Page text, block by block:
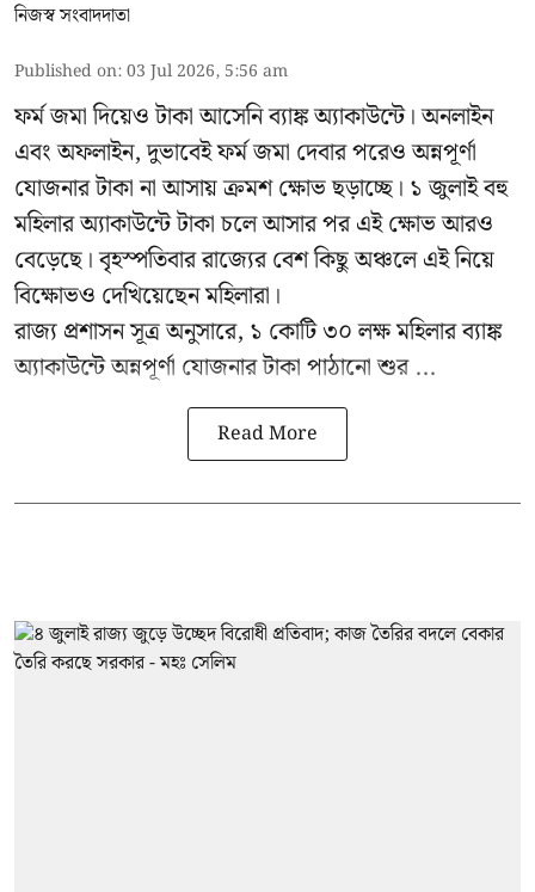
নিজস্ব সংবাদদাতা
Published on:03 Jul 2026, 5:56 am
ফর্ম জমা দিয়েও টাকা আসেনি ব্যাঙ্ক অ্যাকাউন্টে। অনলাইন
এবং অফলাইন, দুভাবেই ফর্ম জমা দেবার পরেও অন্নপূর্ণা
যোজনার টাকা না আসায় ক্রমশ ক্ষোভ ছড়াচ্ছে। ১ জুলাই বহু
মহিলার অ্যাকাউন্টে টাকা চলে আসার পর এই ক্ষোভ আরও
বেড়েছে। বৃহস্পতিবার রাজ্যের বেশ কিছু অঞ্চলে এই নিয়ে
বিক্ষোভও দেখিয়েছেন মহিলারা।
রাজ্য প্রশাসন সূত্র অনুসারে, ১ কোটি ৩০ লক্ষ মহিলার ব্যাঙ্ক
অ্যাকাউন্টে অন্নপূর্ণা যোজনার টাকা পাঠানো শুর ...
Read More